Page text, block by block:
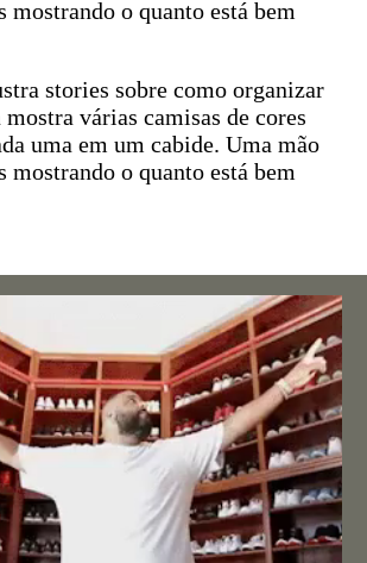
mostrando o quanto está bem
stories sobre como organizar
várias camisas de cores
uma em um cabide. Uma mão
mostrando o quanto está bem